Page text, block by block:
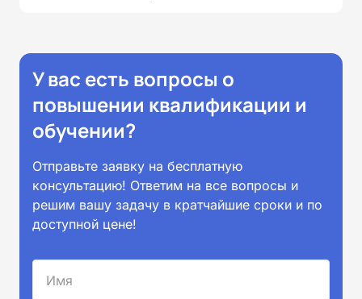
У вас есть вопросы о
повышении квалификации и
обучении?
Отправьте заявку на бесплатную
консультацию! Ответим на все вопросы и
решим вашу задачу в кратчайшие сроки и по
доступной цене!